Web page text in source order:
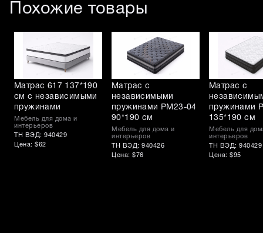
Похожие товары
Матрас 617 137*190
см с независимыми
пружинами
Мебель для дома и
интерьеров
ТН ВЭД: 940429
Цена: $62
Матрас с
независимыми
пружинами PM23-04
90*190 см
Мебель для дома и
интерьеров
ТН ВЭД: 940426
Цена: $76
Матрас с
пружинами
135*190 см
Мебель для
интерьеров
ТН ВЭД: 940429
Цена: $95